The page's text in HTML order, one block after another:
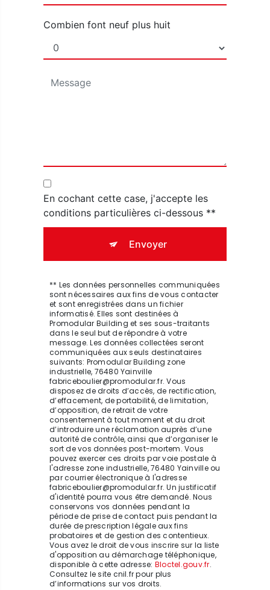
Combien font neuf plus huit
En cochant cette case, j'accepte les
conditions particulières ci-dessous **
Envoyer
** Les données personnelles communiquées
sont nécessaires aux fins de vous contacter
et sont enregistrées dans un fichier
informatisé. Elles sont destinées à
Promodular Building et ses sous-traitants
dans le seul but de répondre à votre
message. Les données collectées seront
communiquées aux seuls destinataires
suivants: Promodular Building zone
industrielle, 76480 Yainville
fabriceboulier@promodular.fr. Vous
disposez de droits d’accès, de rectification,
d’effacement, de portabilité, de limitation,
d’opposition, de retrait de votre
consentement à tout moment et du droit
d’introduire une réclamation auprès d’une
autorité de contrôle, ainsi que d’organiser le
sort de vos données post-mortem. Vous
pouvez exercer ces droits par voie postale à
l'adresse zone industrielle, 76480 Yainville ou
par courrier électronique à l'adresse
fabriceboulier@promodular.fr. Un justificatif
d'identité pourra vous être demandé. Nous
conservons vos données pendant la
période de prise de contact puis pendant la
durée de prescription légale aux fins
probatoires et de gestion des contentieux.
Vous avez le droit de vous inscrire sur la liste
d'opposition au démarchage téléphonique,
disponible à cette adresse: Bloctel.gouv.fr.
Consultez le site cnil.fr pour plus
d’informations sur vos droits.